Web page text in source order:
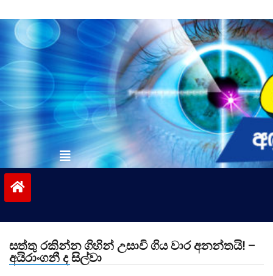
to
contentvinivida.lk
සත්තු රකින්න ගිහින් උසාවි ගිය වාර අනන්තයි! –
අයිරාංගනී ද සිල්වා